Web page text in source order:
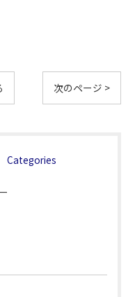
次のページ >
Categories